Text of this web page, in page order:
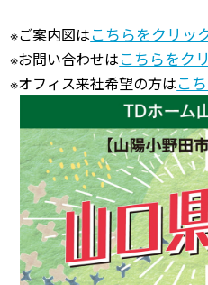
※ご案内図はこちらをクリッ
※お問い合わせはこちらをク
※オフィス来社希望の方はこ